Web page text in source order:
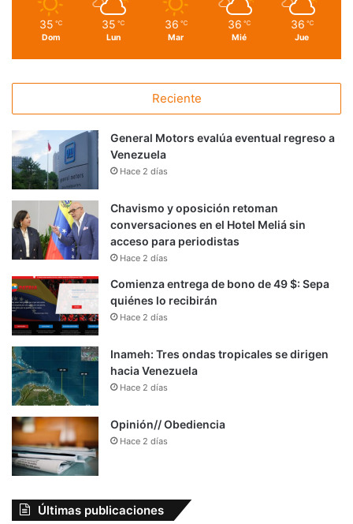
35 ℃
Dom
35 ℃
Lun
36 ℃
Mar
36 ℃
Mié
36 ℃
Jue
Reciente
General Motors evalúa eventual regreso a
Venezuela
Hace 2 días
Chavismo y oposición retoman
conversaciones en el Hotel Meliá sin
acceso para periodistas
Hace 2 días
Comienza entrega de bono de 49 $: Sepa
quiénes lo recibirán
Hace 2 días
Inameh: Tres ondas tropicales se dirigen
hacia Venezuela
Hace 2 días
Opinión// Obediencia
Hace 2 días
Últimas publicaciones